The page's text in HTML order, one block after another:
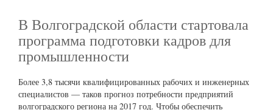
В Волгоградской области стартовала
программа подготовки кадров для
промышленности
Более 3,8 тысячи квалифицированных рабочих и инженерных
специалистов — таков прогноз потребности предприятий
волгоградского региона на 2017 год. Чтобы обеспечить